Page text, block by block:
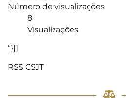
Número de visualizações
8
Visualizações
“}]]
RSS CSJT